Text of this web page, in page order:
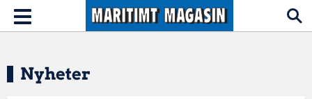
Hopp til hovedinnhold
Toggle
navigation
Nyheter